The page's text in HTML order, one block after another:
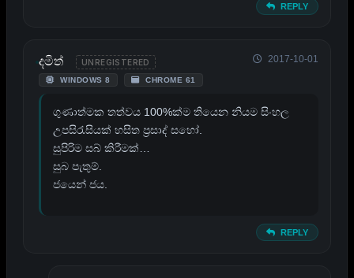
REPLY
දමිත් UNREGISTERED
WINDOWS 8 CHROME 61
2017-10-01
ගුණාත්මක තත්වය 100%ක්ම තියෙන නියම සිංහල
උපසිරැසියක් හසිත ප්‍රසාද් සහෝ.
සුපිරිම සබ් කිරීමක්…
සුබ පැතුම්.
ජයෙන් ජය.
REPLY